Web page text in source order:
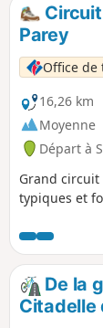
Parey
Office de
16,26 km
Moyenne
Départ à
Grand
typiques et
De la
Citadelle